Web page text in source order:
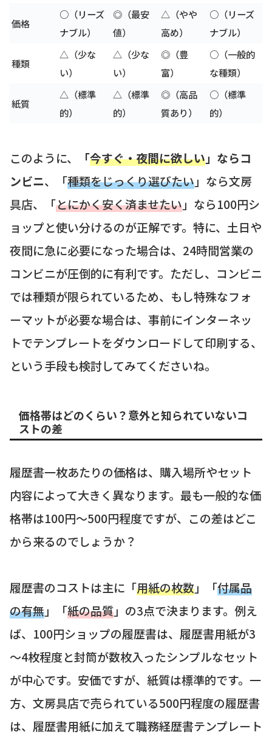
価格
○（リーズ
ナブル）
◎（最安
値）
△（やや
高め）
○（リーズ
ナブル）
種類
△（少な
い）
△（少な
い）
◎（豊
富）
○（一般的
な種類）
紙質
△（標準
的）
△（標準
的）
◎（高品
質あり）
○（標準
的）
このように、 「今すぐ・夜間に欲しい」ならコ
ンビニ、「種類をじっくり選びたい」なら文房
具店、「とにかく安く済ませたい」なら100円シ
ョップと使い分けるのが正解です。特に、土日や
夜間に急に必要になった場合は、24時間営業の
コンビニが圧倒的に有利です。ただし、コンビニ
では種類が限られているため、もし特殊なフォ
ーマットが必要な場合は、事前にインターネッ
トでテンプレートをダウンロードして印刷する、
という手段も検討してみてくださいね。
価格帯はどのくらい？意外と知られていないコ
ストの差
履歴書一枚あたりの価格は、購入場所やセット
内容によって大きく異なります。最も一般的な価
格帯は100円〜500円程度ですが、この差はどこ
から来るのでしょうか？
履歴書のコストは主に「用紙の枚数」「付属品
の有無」「紙の品質」の3点で決まります。例え
ば、100円ショップの履歴書は、履歴書用紙が3
～4枚程度と封筒が数枚入ったシンプルなセット
が中心です。安価ですが、紙質は標準的です。一
方、文房具店で売られている500円程度の履歴書
は、履歴書用紙に加えて職務経歴書テンプレート